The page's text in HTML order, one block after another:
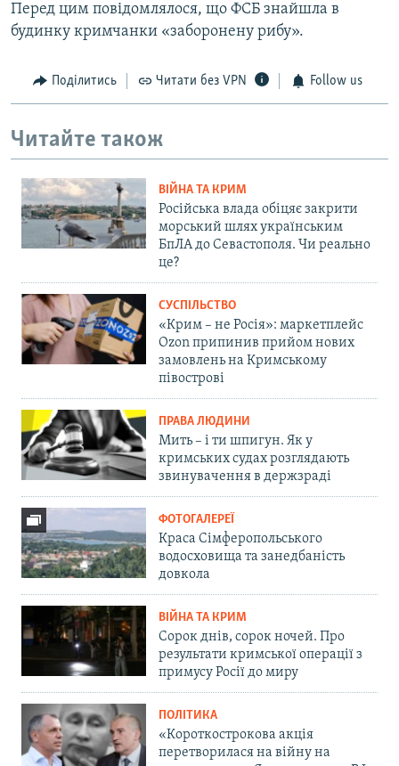
Перед цим повідомлялося, що ФСБ знайшла в
будинку кримчанки «заборонену рибу».
Поділитись Читати без VPN Follow us
Читайте також
ВІЙНА ТА КРИМ
Російська влада обіцяє закрити
морський шлях українським
БпЛА до Севастополя. Чи реально
це?
СУСПІЛЬСТВО
«Крим – не Росія»: маркетплейс
Ozon припинив прийом нових
замовлень на Кримському
півострові
ПРАВА ЛЮДИНИ
Мить – і ти шпигун. Як у
кримських судах розглядають
звинувачення в держзраді
ФОТОГАЛЕРЕЇ
Краса Сімферопольського
водосховища та занедбаність
довкола
ВІЙНА ТА КРИМ
Сорок днів, сорок ночей. Про
результати кримської операції з
примусу Росії до миру
ПОЛІТИКА
«Короткострокова акція
перетворилася на війну на